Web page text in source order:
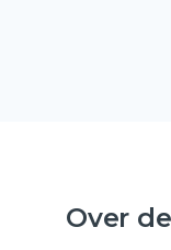
Over